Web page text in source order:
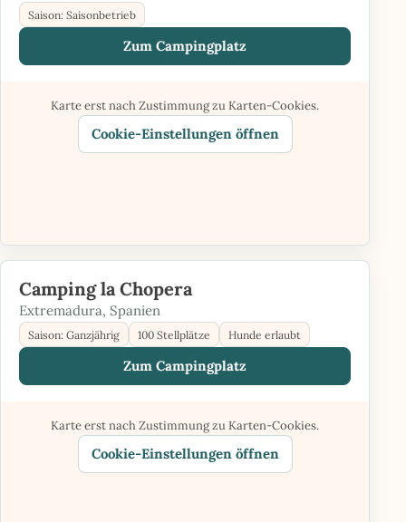
Saison: Saisonbetrieb
Zum Campingplatz
Karte erst nach Zustimmung zu Karten-Cookies.
Cookie-Einstellungen öffnen
Camping la Chopera
Extremadura, Spanien
Saison: Ganzjährig 100 Stellplätze Hunde erlaubt
Zum Campingplatz
Karte erst nach Zustimmung zu Karten-Cookies.
Cookie-Einstellungen öffnen